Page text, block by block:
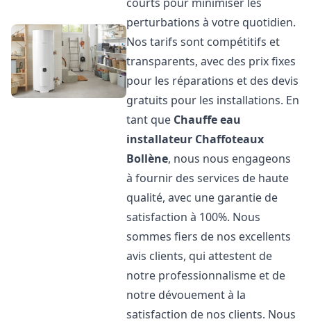
perturbations à votre quotidien.
Nos tarifs sont compétitifs et
transparents, avec des prix fixes
pour les réparations et des devis
gratuits pour les installations. En
tant que Chauffe eau
installateur Chaffoteaux
Bollène, nous nous engageons
à fournir des services de haute
qualité, avec une garantie de
satisfaction à 100%. Nous
sommes fiers de nos excellents
avis clients, qui attestent de
notre professionnalisme et de
notre dévouement à la
satisfaction de nos clients. Nous